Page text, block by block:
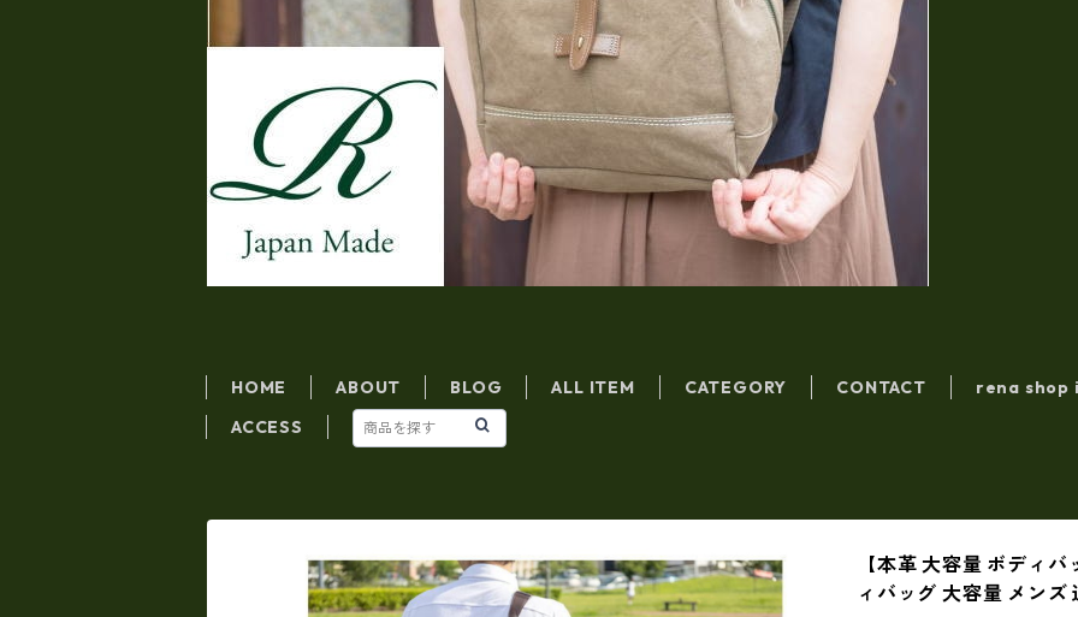
HOME ABOUT BLOG ALL ITEM CATEGORY CONTACT
rena shop
ACCESS
【本革 大容量 ボディ
ィバッグ 大容量 メン